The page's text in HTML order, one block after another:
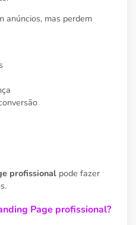
anúncios, mas perdem
profissional pode fazer
Page profissional?